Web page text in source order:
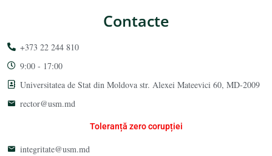
Contacte
+373 22 244 810
9:00 - 17:00
Universitatea de Stat din Moldova str. Alexei Mateevici 60, MD-2009
rector@usm.md
Toleranță zero corupției
integritate@usm.md